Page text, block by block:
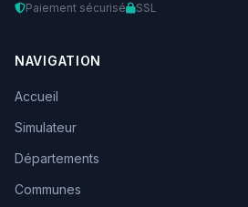
Paiement sécurisé SSL
NAVIGATION
Accueil
Simulateur
Départements
Communes